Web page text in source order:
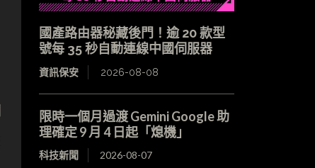
國產路由器秘藏後門！逾 20 款型
號每 35 秒自動連線中國伺服器
資訊保安 2026-08-08
限時一個月過渡 Gemini Google 助
理確定 9 月 4 日起「熄機」
科技新聞 2026-08-07